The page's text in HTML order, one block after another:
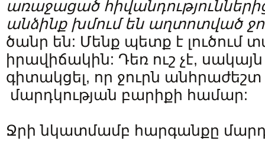
առաջացած
անձինք խմում են աղտոտված
ծանր են: Մենք պետք է լուծում
իրավիճակին: Դեռ ուշ չէ,
գիտակցել, որ ջուրն
մարդկության բարիքի համար:
Ջրի նկատմամբ հարգանքը